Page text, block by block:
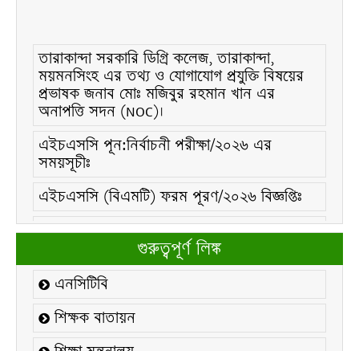
তারাকান্দা সরকারি ডিগ্রি কলেজ, তারাকান্দা,
ময়মনসিংহ এর তথ্য ও যোগাযোগ প্রযুক্তি বিষয়ের
প্রভাষক জনাব মোঃ মজিবুর রহমান খান এর
অনাপত্তি সদন (NOC)।
এইচএসসি পূন:নির্বাচনী পরীক্ষা/২০২৬ এর
সময়সূচীঃ
এইচএসসি (বিএমটি) ফরম পূরণ/২০২৬ বিজ্ঞপ্তিঃ
এইচএসসি ফরম/২০২৬ পূরণ বিজ্ঞপ্তিঃ
২১ ফেব্রুয়ারি/২০২৬ ইং তারিখে “শহিদ দিবস ও
আন্তর্জাতিক মাতৃভাষা দিবস-২০২৬ উদযাপন
উপলক্ষ্যে নোটিশঃ
কলেজ বন্ধ সংক্রান্ত নোটিশঃ
গুরুত্বপূর্ণ লিঙ্ক
এনসিটিবি
শিক্ষক বাতায়ন